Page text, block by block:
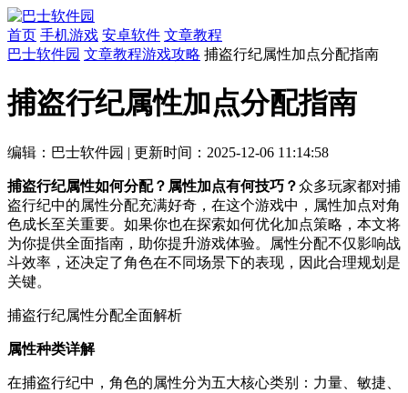
首页 手机游戏 安卓软件 文章教程
巴士软件园 文章教程游戏攻略 捕盗行纪属性加点分配指南
捕盗行纪属性加点分配指南
编辑：巴士软件园 | 更新时间：2025-12-06 11:14:58
捕盗行纪属性如何分配？属性加点有何技巧？众多玩家都对捕
盗行纪中的属性分配充满好奇，在这个游戏中，属性加点对角
色成长至关重要。如果你也在探索如何优化加点策略，本文将
为你提供全面指南，助你提升游戏体验。属性分配不仅影响战
斗效率，还决定了角色在不同场景下的表现，因此合理规划是
关键。
捕盗行纪属性分配全面解析
属性种类详解
在捕盗行纪中，角色的属性分为五大核心类别：力量、敏捷、